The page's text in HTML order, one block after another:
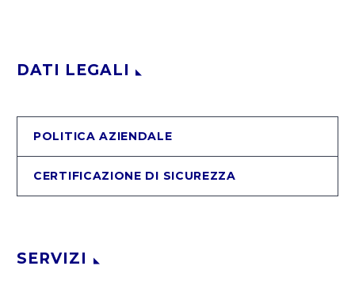
DATI LEGALI
POLITICA AZIENDALE
CERTIFICAZIONE DI SICUREZZA
SERVIZI